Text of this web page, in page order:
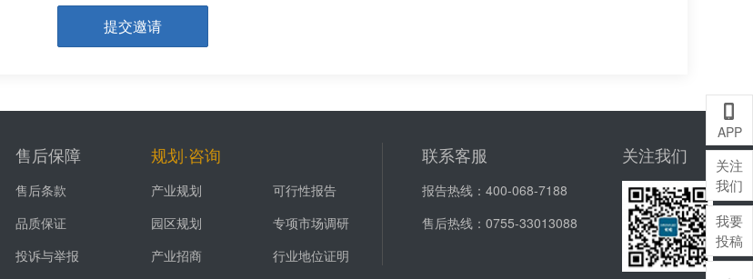
提交邀请
A
APP
关注
我们
我要
投稿
售后保障
售后条款
品质保证
投诉与举报
规划·咨询
产业规划
可行性报告
园区规划
专项市场调研
产业招商
行业地位证明
联系客服
报告热线： 400-068-7188
售后热线： 0755-33013088
关注我们